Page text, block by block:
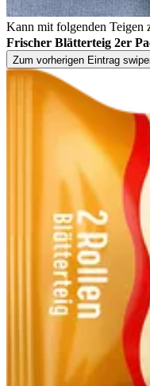
Kann mit folgenden Teigen
Frischer Blätterteig 2er
Zum vorherigen Eintrag